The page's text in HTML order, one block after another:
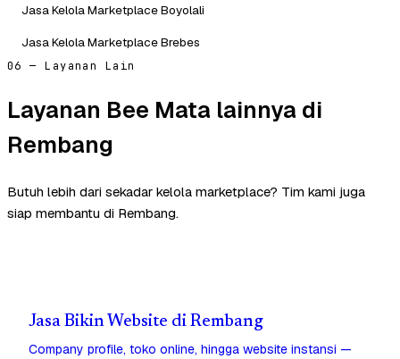
Jasa Kelola Marketplace Boyolali
Jasa Kelola Marketplace Brebes
06 — Layanan Lain
Layanan Bee Mata lainnya di
Rembang
Butuh lebih dari sekadar kelola marketplace? Tim kami juga
siap membantu di Rembang.
Jasa Bikin Website di Rembang
Company profile, toko online, hingga website instansi —